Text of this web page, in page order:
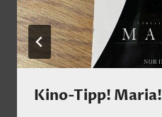
Kino-Tipp! Maria!